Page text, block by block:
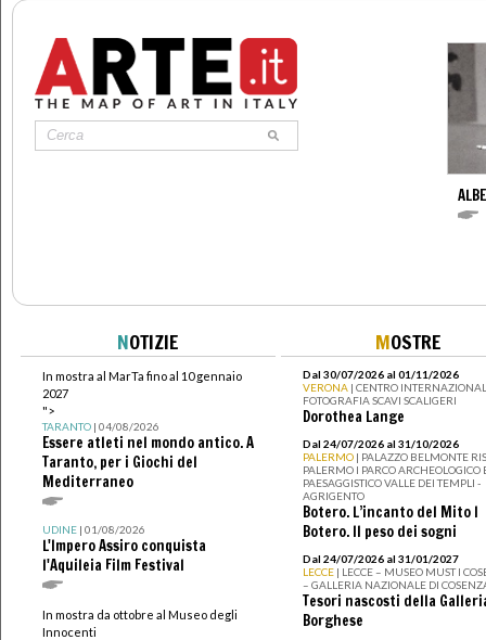
NOTIZIE
In mostra al MarTa fino al 10 gennaio
2027
">
TARANTO| 04/08/2026
Essere atleti nel mondo antico. A
Taranto, per i Giochi del
Mediterraneo
UDINE| 01/08/2026
L'Impero Assiro conquista
l'Aquileia Film Festival
In mostra da ottobre al Museo degli
Innocenti
MOSTRE
Dal 30/07/2026 al 01/11/2026
VERONA | CENTRO
FOTOGRAFIA SCAVI SCALIGERI
Dorothea Lange
Dal 24/07/2026 al 31/10/2026
PALERMO | PALAZZO BELMONTE
PALERMO I PARCO ARCHEOLOGICO
PAESAGGISTICO VALLE DEI TEMPLI -
AGRIGENTO
Botero. L’incanto del Mito I
Botero. Il peso dei sogni
Dal 24/07/2026 al 31/01/2027
LECCE | LECCE – MUSEO MUST I
– GALLERIA NAZIONALE DI
Tesori nascosti della
Borghese